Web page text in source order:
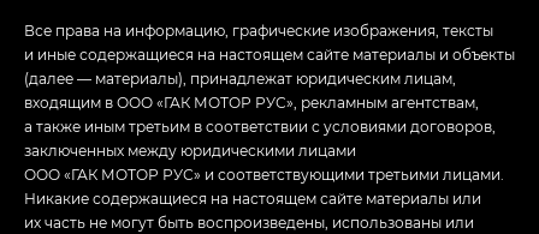
Все права на информацию, графические изображения, тексты
и иные содержащиеся на настоящем сайте материалы и объекты
(далее — материалы), принадлежат юридическим лицам,
входящим в ООО «ГАК МОТОР РУС», рекламным агентствам,
а также иным третьим в соответствии с условиями договоров,
заключенных между юридическими лицами
ООО «ГАК МОТОР РУС» и соответствующими третьими лицами.
Никакие содержащиеся на настоящем сайте материалы или
их часть не могут быть воспроизведены, использованы или